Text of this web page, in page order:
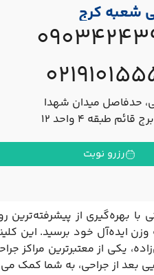
شعبه کرج
حدفاصل میدان شهدا
طبقه ۴ واحد ۱۲
رزرو نوبت
با بهره‌گیری از
ایده‌آل خود برسید. این
یکی از معتبرترین مراکز
بعد از جراحی، به شما کمک